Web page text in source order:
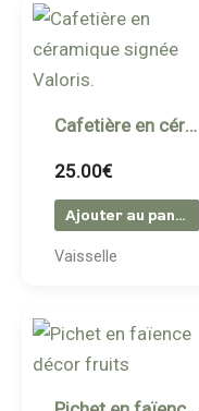
Cafetière en céramique signée Valoris.
25.00€
Ajouter au panier
Vaisselle